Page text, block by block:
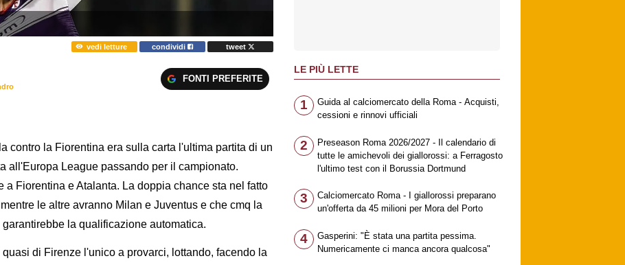
vedi letture condividi tweet
FONTI PREFERITE
contro la Fiorentina era sulla carta l'ultima partita di un
all'Europa League passando per il campionato.
a Fiorentina e Atalanta. La doppia chance sta nel fatto
le altre avranno Milan e Juventus e che cmq la
la qualificazione automatica.
quasi di Firenze l'unico a provarci, lottando, facendo la
LE PIÙ LETTE
1
Guida al calciomercato della Roma - Acquisti,
cessioni e rinnovi ufficiali
2
Preseason Roma 2026/2027 - Il calendario di
tutte le amichevoli dei giallorossi: a Ferragosto
l'ultimo test con il Borussia Dortmund
3
Calciomercato Roma - I giallorossi preparano
un'offerta da 45 milioni per Mora del Porto
4
Gasperini: "È stata una partita pessima.
Numericamente ci manca ancora qualcosa"